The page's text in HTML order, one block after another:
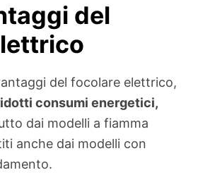
del
del focolare elettrico,
consumi energetici,
dai modelli a fiamma
anche dai modelli con